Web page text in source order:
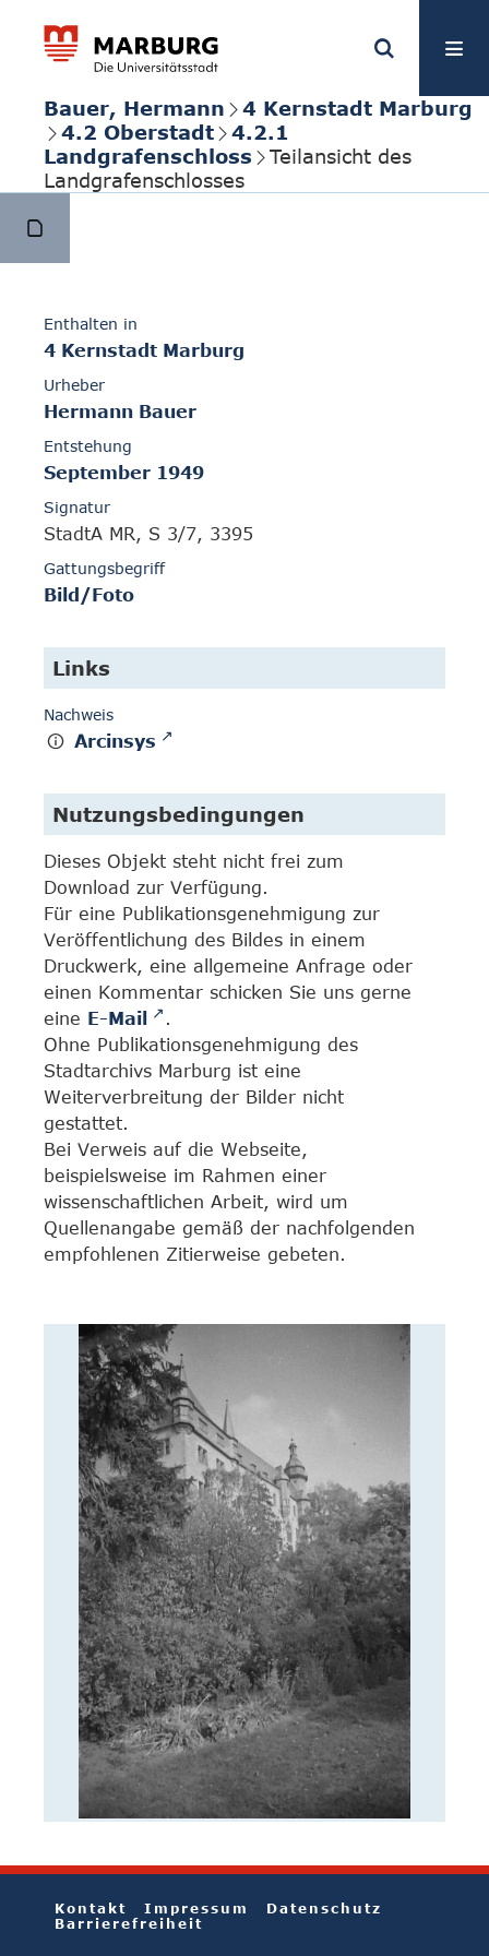
Bauer, Hermann
4 Kernstadt Marburg
4.2 Oberstadt
4.2.1
Landgrafenschloss
Teilansicht des
Landgrafenschlosses
Enthalten in
4 Kernstadt Marburg
Urheber
Hermann Bauer
Entstehung
September 1949
Signatur
StadtA MR, S 3/7, 3395
Gattungsbegriff
Bild/Foto
Links
Nachweis
Arcinsys
Nutzungsbedingungen
Dieses Objekt steht nicht frei zum
Download zur Verfügung.
Für eine Publikationsgenehmigung zur
Veröffentlichung des Bildes in einem
Druckwerk, eine allgemeine Anfrage oder
einen Kommentar schicken Sie uns gerne
eine E-Mail
.
Ohne Publikationsgenehmigung des
Stadtarchivs Marburg ist eine
Weiterverbreitung der Bilder nicht
gestattet.
Bei Verweis auf die Webseite,
beispielsweise im Rahmen einer
wissenschaftlichen Arbeit, wird um
Quellenangabe gemäß der nachfolgenden
empfohlenen Zitierweise gebeten.
Kontakt Impressum
Datenschutz
Barrierefreiheit